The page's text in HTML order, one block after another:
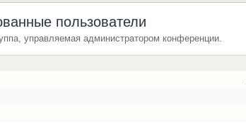
пользователи
управляемая администратором конференции.